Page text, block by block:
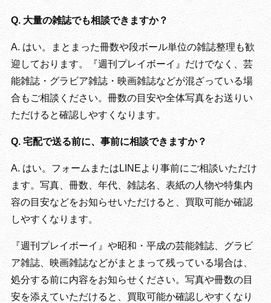
Q. 大量の雑誌でも相談できますか？
A. はい。まとまった冊数や段ボール単位の雑誌整理も歓
迎しております。『週刊プレイボーイ』だけでなく、芸
能雑誌・グラビア雑誌・映画雑誌などが混ざっている場
合もご相談ください。冊数の目安や全体写真をお送りい
ただけると確認しやすくなります。
Q. 宅配で送る前に、事前に相談できますか？
A. はい。フォームまたはLINEより事前にご相談いただけ
ます。写真、冊数、年代、雑誌名、表紙の人物や特集内
容の目安などをお知らせいただけると、買取可能か確認
しやすくなります。
『週刊プレイボーイ』や昭和・平成の芸能雑誌、グラビ
ア雑誌、映画雑誌などがまとまって残っている場合は、
処分する前に内容をお知らせください。写真や冊数の目
安を添えていただけると、買取可能か確認しやすくなり